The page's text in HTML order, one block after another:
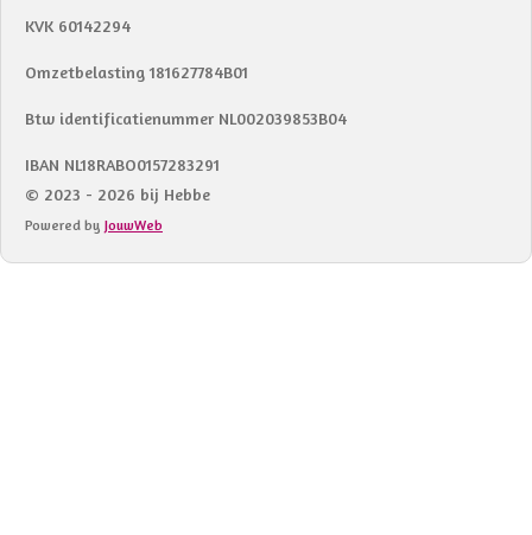
KVK 60142294
Omzetbelasting 181627784B01
Btw identificatienummer NL002039853B04
IBAN NL18RABO0157283291
© 2023 - 2026 bij Hebbe
Powered by JouwWeb